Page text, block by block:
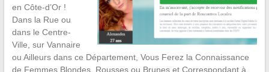
en Côte-d’Or !
Dans la Rue ou
dans le Centre-
Ville, sur Vannaire
ou Ailleurs dans ce Département, Vous Ferez la Connaissance
de Femmes Blondes, Rousses ou Brunes et Correspondant à